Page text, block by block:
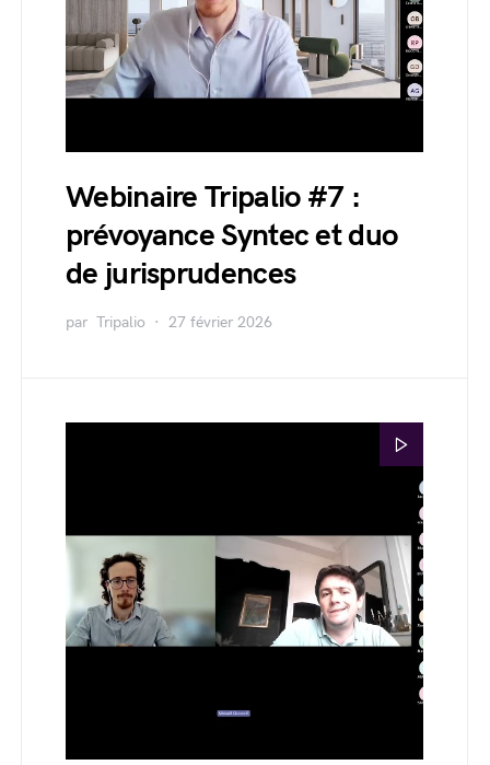
Webinaire Tripalio #7 :
prévoyance Syntec et duo
de jurisprudences
par Tripalio 27 février 2026